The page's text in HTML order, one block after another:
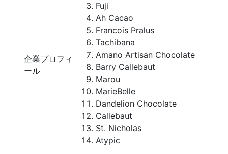
企業プロフィ
ール
Fuji
Ah Cacao
Francois Pralus
Tachibana
Amano Artisan Chocolate
Barry Callebaut
Marou
MarieBelle
Dandelion Chocolate
Callebaut
St. Nicholas
Atypic